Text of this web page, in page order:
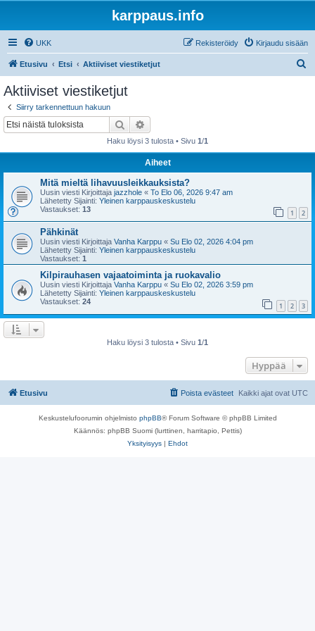
karppaus.info
UKK Kirjaudu sisään
Rekisteröidy
Etusivu Etsi Aktiiviset viestiketjut
Aktiiviset viestiketjut
Siirry tarkennettuun hakuun
Etsi
Haku löysi 3 tulosta • Sivu 1/1
Aiheet
Mitä mieltä lihavuusleikkauksista?
Uusin viesti Kirjoittaja jazzhole « To Elo 06, 2026 9:47 am
Lähetetty Sijainti: Yleinen karppauskeskustelu
Vastaukset: 13 1 2
Pähkinät
Uusin viesti Kirjoittaja Vanha Karppu « Su Elo 02, 2026 4:04 pm
Lähetetty Sijainti: Yleinen karppauskeskustelu
Vastaukset: 1
Kilpirauhasen vajaatoiminta ja ruokavalio
Uusin viesti Kirjoittaja Vanha Karppu « Su Elo 02, 2026 3:59 pm
Lähetetty Sijainti: Yleinen karppauskeskustelu
Vastaukset: 24 1 2 3
Haku löysi 3 tulosta • Sivu 1/1
Hyppää
Etusivu Kaikki ajat ovat UTC
Poista evästeet
Keskustelufoorumin ohjelmisto phpBB® Forum Software © phpBB Limited
Käännös: phpBB Suomi (lurttinen, harritapio, Pettis)
Yksityisyys | Ehdot